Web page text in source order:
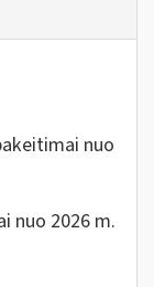
nuo
nuo 2026 m.